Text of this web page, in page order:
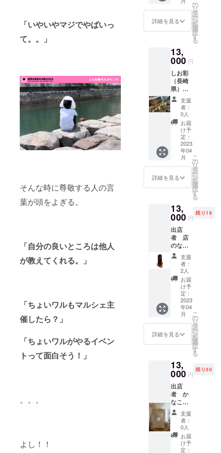
「いやいやマジでやばいっ
て。。」
そんな時に尊敬する人の言
葉が頭をよぎる。
「自分の良いところは他人
が教えてくれる。」
「ちょいワルもマルシェ主
催したら？」
「ちょいワルがやるイベン
トって面白そう！」
。。。
よし！！
す！店
主が愛
情込め
絶品く
んたま
人気の
スモー
クチー
ズ！味
もネー
ミング
センス
もバッ
チリの
スモー
クナッ
ツ！食
べると
笑顔が
です
☆.*゜
ヒー
（コー
ヒー）/
イース
ト、膨
コー
ヒーフ
レー
バー
（プロ
ピレン
グリ
コー
ル、グ
リセリ
ン）
【大納
言あん
まん】
小麦粉
（国内
製
造）、
小豆、
ラー
ド、塩/
イース
ト、膨
張剤
【餃
子】小
麦粉
（国内
造）、
キャベ
ツ、豚
肉（大
分県中
津市山
チン、
ニラ、
醤油
（大豆
を含
む）、
ごま
油、砂
糖、食
塩、生
姜、干
パイス
ワーク
ショッ
プ券を
たしま
す。出
店会場
にてご
提出の
上ワー
ク
ショッ
プをお
楽しみ
くださ
い。券
は一枚
あたり
一回の
ワーク
ショッ
プ体験
となり
使用可
能期限
は2023
年12月
31日ま
でとさ
せてい
ただき
ます。
出店は
主に福
岡とな
りま
す。
【出店
者紹
介】世
界に１
イス
ワーク
ショッ
プを
行って
おりま
す、桜
坂スパ
イスで
す。30
種類の
以上の
channel
（委託
販売）
層でも
対応で
きます
のでプ
レゼン
ト選び
にぜひ
いらし
てくだ
さい♡
ご提案
もさせ
て頂き
ますの
でお声
さい♡
ほわん
ンボー
わたあ
め）
味！
色！デ
ザイン
にこだ
わって
つくっ
ていま
す♡映
えまち
がいな
し！
カップ
わたあ
めは未
開封だ
と冷蔵
１ヶ月
ほど持
ちま
す！！
ルク
のジェ
ラート
に練り
込みま
した。
ぜひご
賞味く
ださ
い。
なりま
す。使
用期限
でとな
りま
店は主
に福岡
となり
ます。
【出店
者紹
介】オ
ムライ
ス専門
店にて
20年
培った
キッチ
ンカー
レンチ
トース
トはリ
ピート
購入さ
れる人
が続
出！隠
れた逸
品で
す。
でも出
店時に
使用で
なりま
す。マ
チケッ
ト×10
枚、ス
コーン
チケッ
ト×3枚
となり
ます。
●使用方
法：ク
ラウド
ファン
ディン
グ期間
ンチ
ケット
を郵送
いたし
ます。
出店会
場にて
お好き
なマ
フィ
ン、ス
コーン
と交換
してく
ださ
クーポ
ン券は
商品の
交換と
なりま
す。出
店は主
に長
崎、福
岡とな
りま
す。
【出店
称：赤
ねこ商
店セッ
にんに
く麹
醤、青
唐辛子
醤、ゆ
ず糀、
ゆずペ
リー
ラ、ゆ
ずこ
しょう
●保存方
法：直
射日
光・高
温多湿
を避け
限：
【にん
醤】
【青唐
辛子
醤】製
造から
１年
【ゆず
糀】
【ゆず
ペリー
ラ】製
造から
半年
【ゆず
８ヶ月
●原材
料：
【にん
にく麹
醤】米
麹（大
分県
産）、
ニンニ
ク、醤
詳細を見る
の
リ
タ
ー
ン
を
選
択
す
る
13,
000 円
しお彩
（長崎
県）
https://i
nstagra
m.com/
konnbu
ya_sios
称：こ
んぶ屋
しお彩
厳選大
作戦
セット
味期
限：
【特上
とろろ
昆布】
60g,、
300日
【特上
おぼろ
昆布】
30g、
300日
【こん
ぶ飴】
120g、
120日
【きざ
300日
【なな
布】
55g、
90日
【いか
昆布】
55g、
120日
【しそ
きくら
支援
者：
0人
お届
け予
定：
2023
年04
月
詳細を見る
こ
の
リ
タ
ー
ン
を
選
択
す
る
13,
000 円
残り18
出店
者 店
のない
カフェ
carapre
sso（大
分県）
https://i
nstagra
m.com/
carapre
sso/ ●
名称：
焼菓子
セット
●内容：
クッ
キー
（ダブ
ルチョ
コレー
ト、マ
カダミ
アチョ
コレー
ト、濃
厚抹茶
ホワイ
支援
者：
2人
お届
け予
定：
2023
年04
月
詳細を見る
こ
の
リ
タ
ー
ン
を
選
択
す
る
13,
000 円
残り30
出店
者 か
なここ
農園
（佐賀
県）
https://i
nstagra
m.com/
支援
者：
0人
お届
け予
定：